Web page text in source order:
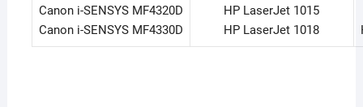
Canon i-SENSYS MF4320D
Canon i-SENSYS MF4330D
HP LaserJet 1015
HP LaserJet 1018